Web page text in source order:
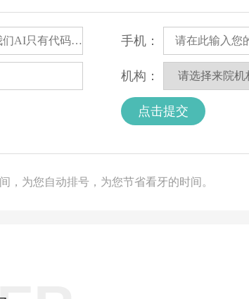
手机：
机构：
点击提交
，为您自动排号，为您节省看牙的时间。